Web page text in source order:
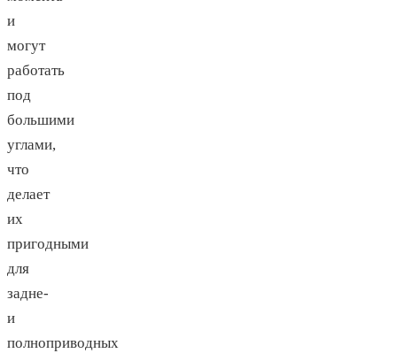
и
могут
работать
под
большими
углами,
что
делает
их
пригодными
для
задне-
и
полноприводных